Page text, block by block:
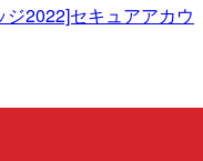
2022]セキュアアカウ